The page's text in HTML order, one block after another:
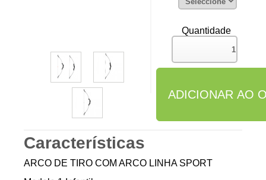
Quantidade
Características
ARCO DE TIRO COM ARCO LINHA SPORT